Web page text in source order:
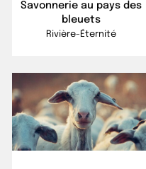
Savonnerie au pays des
bleuets
Rivière-Éternité